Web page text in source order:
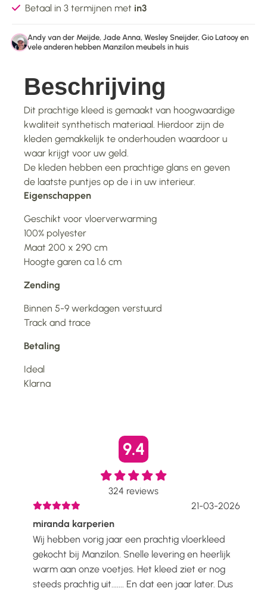
Betaal in 3 termijnen met in3
Andy van der Meijde, Jade Anna, Wesley Sneijder, Gio Latooy en
vele anderen hebben Manzilon meubels in huis
Beschrijving
Dit prachtige kleed is gemaakt van hoogwaardige
kwaliteit synthetisch materiaal. Hierdoor zijn de
kleden gemakkelijk te onderhouden waardoor u
waar krijgt voor uw geld.
De kleden hebben een prachtige glans en geven
de laatste puntjes op de i in uw interieur.
Eigenschappen
Geschikt voor vloerverwarming
100% polyester
Maat 200 x 290 cm
Hoogte garen ca 1.6 cm
Zending
Binnen 5-9 werkdagen verstuurd
Track and trace
Betaling
Ideal
Klarna
9.4
324 reviews
21-03-2026
miranda karperien
Wij hebben vorig jaar een prachtig vloerkleed
gekocht bij Manzilon. Snelle levering en heerlijk
warm aan onze voetjes. Het kleed ziet er nog
steeds prachtig uit....... En dat een jaar later. Dus